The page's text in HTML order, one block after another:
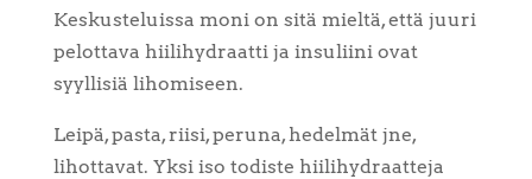
Keskusteluissa moni on sitä mieltä, että juuri
pelottava hiilihydraatti ja insuliini ovat
syyllisiä lihomiseen.
Leipä, pasta, riisi, peruna, hedelmät jne,
lihottavat. Yksi iso todiste hiilihydraatteja